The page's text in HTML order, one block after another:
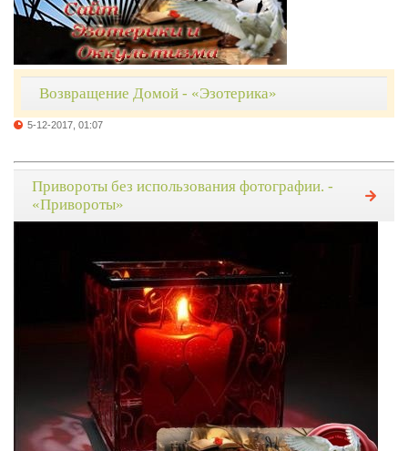
Возвращение Домой - «Эзотерика»
5-12-2017, 01:07
Привороты без использования фотографии. -
«Привороты»